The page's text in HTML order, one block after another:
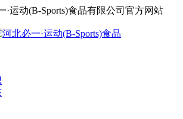
·运动(B-Sports)食品有限公司官方网站